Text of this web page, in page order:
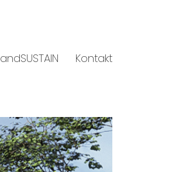
andSUSTAIN Kontakt